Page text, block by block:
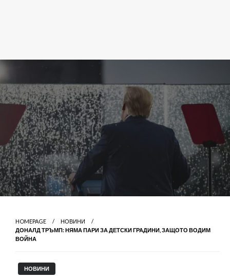
HOMEPAGE
НОВИНИ
ДОНАЛД ТРЪМП: НЯМА ПАРИ ЗА ДЕТСКИ ГРАДИНИ, ЗАЩОТО ВОДИМ
ВОЙНА
НОВИНИ